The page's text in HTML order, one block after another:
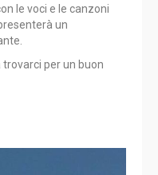
le voci e le canzoni
un
trovarci per un buon